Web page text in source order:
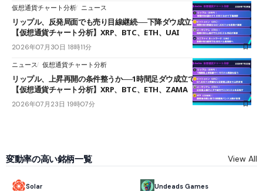
仮想通貨チャート分析 ニュース
リップル、反発局面でも売り目線継続──下降ダウ成立で下値追う展開
【仮想通貨チャート分析】XRP、BTC、ETH、UAI
2026年07月30日 18時11分
ニュース 仮想通貨チャート分析
リップル、上昇再開の条件整うか──1時間足ダウ成立で1.185ドルを狙う
【仮想通貨チャート分析】XRP、BTC、ETH、ZAMA
2026年07月23日 19時07分
変動率の高い銘柄一覧 View All
Solar Undeads Games